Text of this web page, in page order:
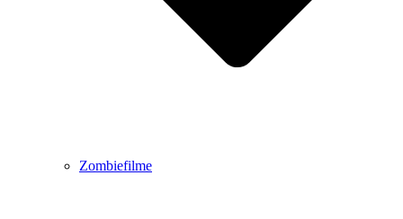
Zombiefilme